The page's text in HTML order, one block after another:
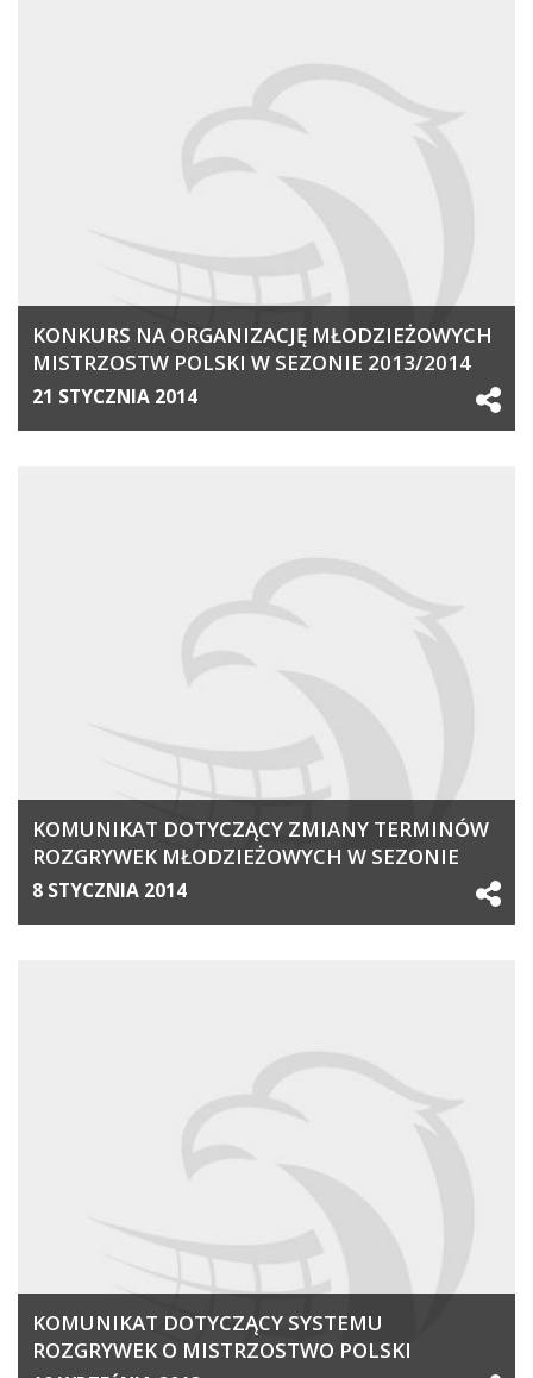
KONKURS NA ORGANIZACJĘ MŁODZIEŻOWYCH
MISTRZOSTW POLSKI W SEZONIE 2013/2014
21 STYCZNIA 2014
KOMUNIKAT DOTYCZĄCY ZMIANY TERMINÓW
ROZGRYWEK MŁODZIEŻOWYCH W SEZONIE
2013/2014
8 STYCZNIA 2014
KOMUNIKAT DOTYCZĄCY SYSTEMU
ROZGRYWEK O MISTRZOSTWO POLSKI